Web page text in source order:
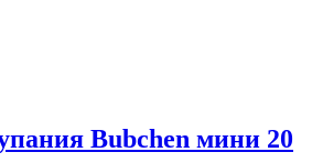
Bubchen мини 20